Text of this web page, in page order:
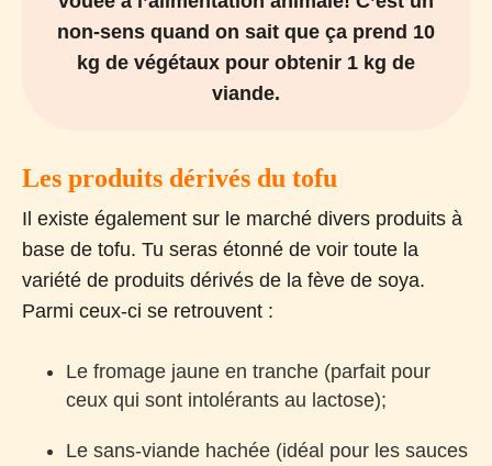
non-sens quand on sait que ça prend 10
kg de végétaux pour obtenir 1 kg de
viande.
Les produits dérivés du tofu
Il existe également sur le marché divers produits à
base de tofu. Tu seras étonné de voir toute la
variété de produits dérivés de la fève de soya.
Parmi ceux-ci se retrouvent :
Le fromage jaune en tranche (parfait pour
ceux qui sont intolérants au lactose);
Le sans-viande hachée (idéal pour les sauces